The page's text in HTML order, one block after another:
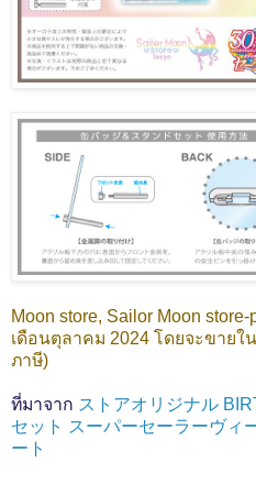
Moon store, Sailor Moon store-
เดือนตุลาคม 2024 โดยจะขายใ
ภาษี)
ที่มาจาก ストアオリジナル
セット スーパーセーラーヴィ
ート